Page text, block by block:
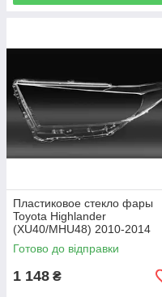
Пластиковое стекло фары
Toyota Highlander
(XU40/MHU48) 2010-2014
левое (водительское)
Готово до відправки
1 148 ₴